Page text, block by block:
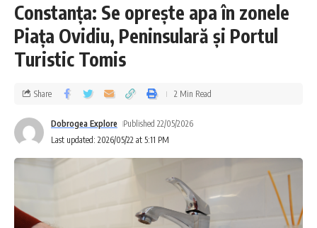
Constanța: Se oprește apa în zonele
Piața Ovidiu, Peninsulară și Portul
Turistic Tomis
Last updated: 2026/05/22 at 5:11 PM
Dobrogea Explore Published 22/05/2026
Share 2 Min Read